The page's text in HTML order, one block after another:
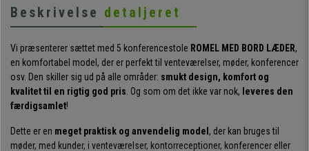
Beskrivelse detaljeret
Vi præsenterer sættet med 5 konferencestole ROMEL MED BORD LÆDER,
en komfortabel model, der er perfekt til venteværelser, møder, konferencer
osv. Den skiller sig ud på alle områder: smukt design, komfort og
kvalitet til en rigtig god pris . Og som om det ikke var nok, leveres den
færdigsamlet!
Dette er en meget praktisk og anvendelig model , der kan bruges til
møder, med kunder, i venteværelser, kontorreceptioner, konferencer eller